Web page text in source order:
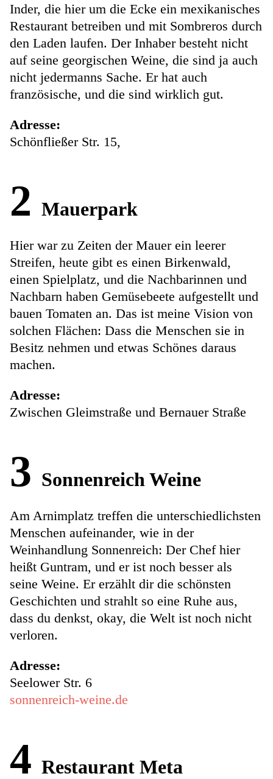
Inder, die hier um die Ecke ein mexikanisches
Restaurant betreiben und mit Sombreros durch
den Laden laufen. Der Inhaber besteht nicht
auf seine georgischen Weine, die sind ja auch
nicht jedermanns Sache. Er hat auch
französische, und die sind wirklich gut.
Adresse:
Schönfließer Str. 15,
2 Mauerpark
Hier war zu Zeiten der Mauer ein leerer
Streifen, heute gibt es einen Birkenwald,
einen Spielplatz, und die Nachbarinnen und
Nachbarn haben Gemüsebeete aufgestellt und
bauen Tomaten an. Das ist meine Vision von
solchen Flächen: Dass die Menschen sie in
Besitz nehmen und etwas Schönes daraus
machen.
Adresse:
Zwischen Gleimstraße und Bernauer Straße
3 Sonnenreich Weine
Am Arnimplatz treffen die unterschiedlichsten
Menschen aufeinander, wie in der
Weinhandlung Sonnenreich: Der Chef hier
heißt Guntram, und er ist noch besser als
seine Weine. Er erzählt dir die schönsten
Geschichten und strahlt so eine Ruhe aus,
dass du denkst, okay, die Welt ist noch nicht
verloren.
Adresse:
Seelower Str. 6
sonnenreich-weine.de
4 Restaurant Meta